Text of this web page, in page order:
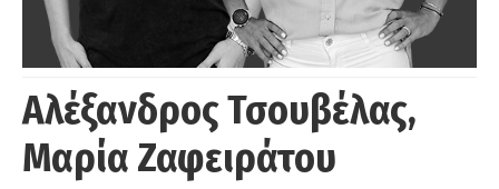
Αλέξανδρος Τσουβέλας,
Μαρία Ζαφειράτου